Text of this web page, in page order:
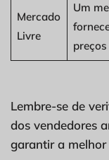
Mercado
Livre
Um
Lembre-se de
dos vendedores
garantir a melhor